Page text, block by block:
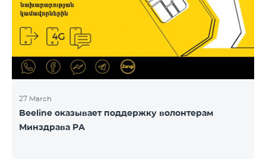
27 March
Beeline оказывает поддержку волонтерам
Минздрава РА